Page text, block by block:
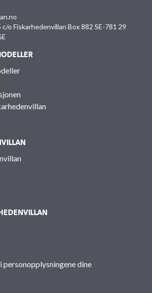
o Fiskarhedenvillan Box 882 SE-781 29
personopplysningene dine